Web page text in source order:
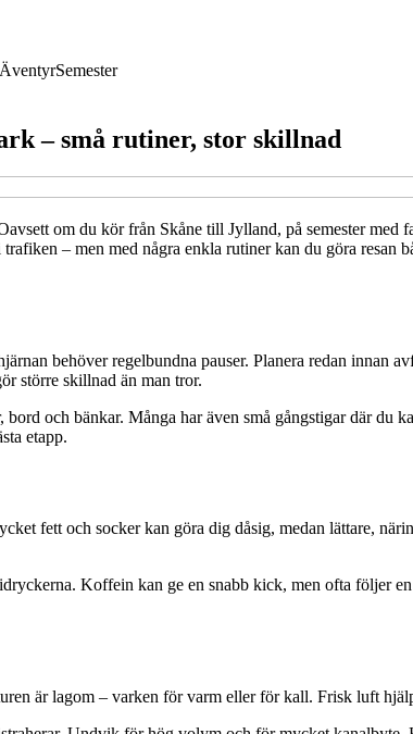
ÄventyrSemester
– små rutiner, stor skillnad
om du kör från Skåne till Jylland, på semester
– men med några enkla rutiner kan du göra
behöver regelbundna pauser. Planera redan innan
större skillnad än man tror.
och bänkar. Många har även små gångstigar där
etapp.
fett och socker kan göra dig dåsig, medan lättare,
Koffein kan ge en snabb kick, men ofta följer
är lagom – varken för varm eller för kall. Frisk luft